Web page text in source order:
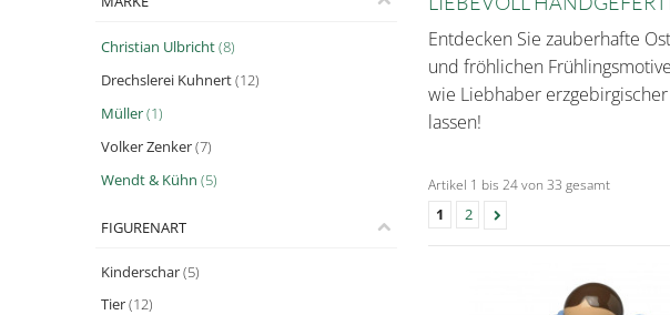
Christian Ulbricht(8)
Drechslerei Kuhnert(12)
Müller(1)
Volker Zenker(7)
Wendt & Kühn (5)
FIGURENART
Kinderschar(5)
Tier(12)
Entdecken Sie zauberhafte
und fröhlichen
wie Liebhaber
lassen!
Artikel 1 bis 24 von 33 gesamt
1
2